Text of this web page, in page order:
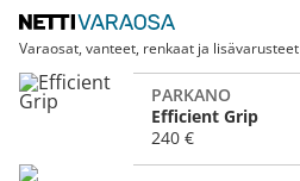
Varaosat, vanteet, renkaat ja lisävarusteet
PARKANO
Efficient Grip
240 €